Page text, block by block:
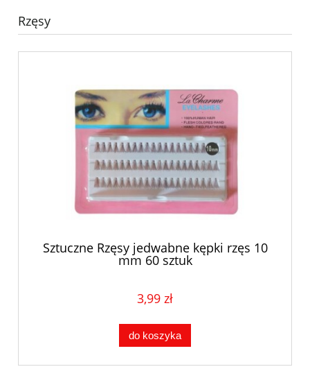
Rzęsy
Sztuczne Rzęsy jedwabne kępki rzęs 10
mm 60 sztuk
3,99 zł
do koszyka